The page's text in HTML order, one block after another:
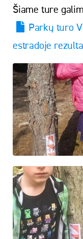
Šiame ture
Parkų turo
estradoje